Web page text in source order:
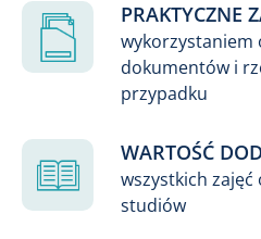
PRAKTYCZNE
wykorzystaniem
dokumentów i
przypadku
WARTOŚĆ
wszystkich
studiów